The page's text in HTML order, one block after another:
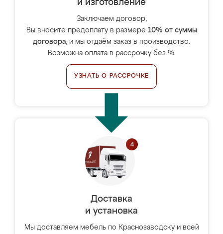
и изготовление
Заключаем договор,
Вы вносите предоплату в размере 10% от суммы
договора, и мы отдаём заказ в производство.
Возможна оплата в рассрочку без %.
УЗНАТЬ О РАССРОЧКЕ
Доставка
и установка
Мы доставляем мебель по Краснозаводску и всей